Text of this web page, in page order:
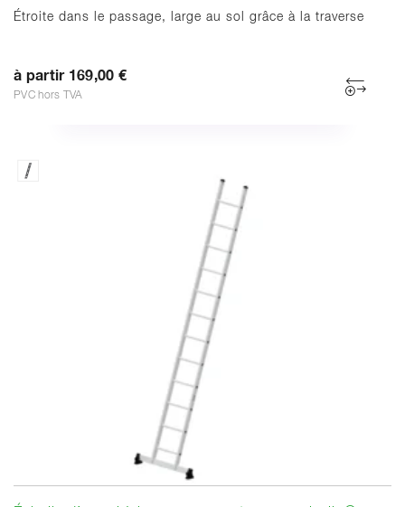
Étroite dans le passage, large au sol grâce à la traverse
à partir 169,00 €
PVC hors TVA